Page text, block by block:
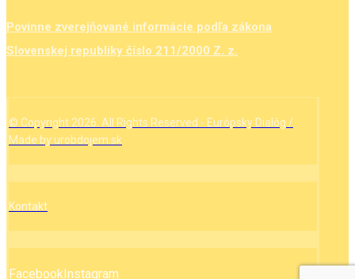
Povinne zverejňované informácie podľa zákona
Slovenskej republiky číslo 211/2000 Z. z.
© Copyright 2026. All Rights Reserved - Európsky Dialóg /
Made by urobdojem.sk
Kontakt
FacebookInstagram